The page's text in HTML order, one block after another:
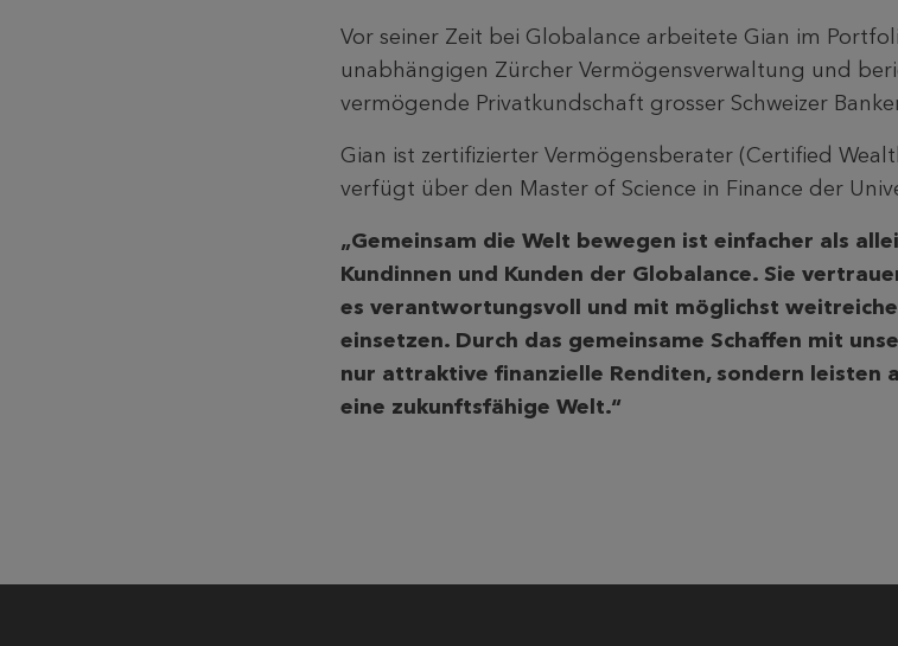
Vor seiner Zeit bei Globalance arbeitete Gian im
unabhängigen Zürcher Vermögensverwaltung und
vermögende Privatkundschaft grosser Schweizer
Gian ist zertifizierter Vermögensberater (Certified
verfügt über den Master of Science in Finance der
„Gemeinsam die Welt bewegen ist einfacher als
Kundinnen und Kunden der Globalance. Sie
es verantwortungsvoll und mit möglichst
einsetzen. Durch das gemeinsame Schaffen mit
nur attraktive finanzielle Renditen, sondern leisten
eine zukunftsfähige Welt.“